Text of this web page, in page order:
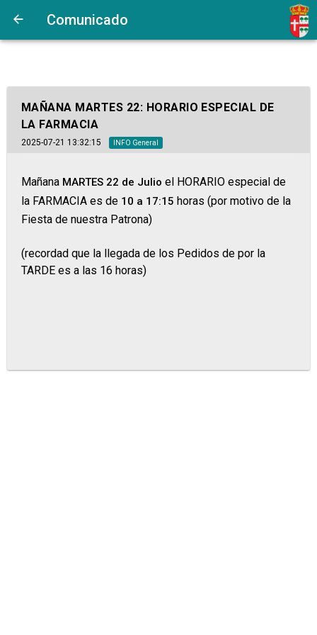
Comunicado
MAÑANA MARTES 22: HORARIO ESPECIAL DE
LA FARMACIA
2025-07-21 13:32:15 INFO General
Mañana MARTES 22 de Julio el HORARIO especial de
la FARMACIA es de 10 a 17:15 horas (por motivo de la
Fiesta de nuestra Patrona)
(recordad que la llegada de los Pedidos de por la
TARDE es a las 16 horas)